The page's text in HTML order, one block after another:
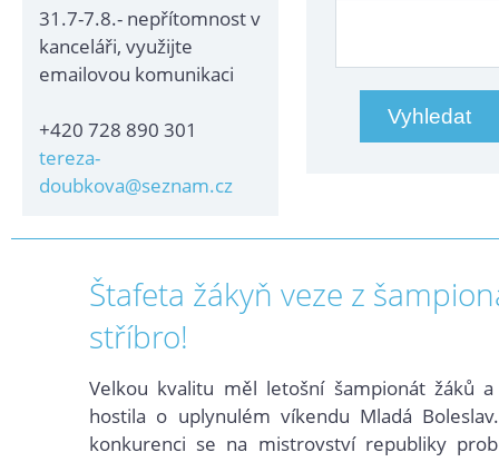
31.7-7.8.- nepřítomnost v
kanceláři, využijte
emailovou komunikaci
+420 728 890 301
tereza-
doubkova@seznam.cz
Štafeta žákyň veze z
stříbro!
Velkou kvalitu měl letošní šampionát žáků
hostila o uplynulém víkendu Mladá
konkurenci se na mistrovství republiky